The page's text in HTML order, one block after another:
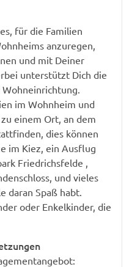
für die Familien
anzuregen,
und mit Deiner
unterstützt Dich die
im Wohnheim und
einem Ort, an dem
dies können
im Kiez, ein Ausflug
Friedrichsfelde ,
und vieles
daran Spaß habt.
oder Enkelkinder, die